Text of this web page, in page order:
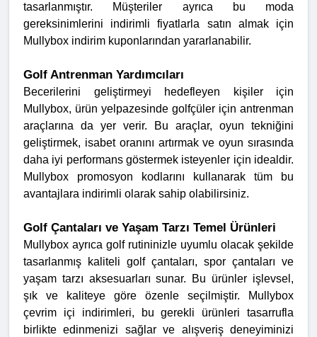
tasarlanmıştır. Müşteriler ayrıca bu moda
gereksinimlerini indirimli fiyatlarla satın almak için
Mullybox indirim kuponlarından yararlanabilir.
Golf Antrenman Yardımcıları
Becerilerini geliştirmeyi hedefleyen kişiler için
Mullybox, ürün yelpazesinde golfçüler için antrenman
araçlarına da yer verir. Bu araçlar, oyun tekniğini
geliştirmek, isabet oranını artırmak ve oyun sırasında
daha iyi performans göstermek isteyenler için idealdir.
Mullybox promosyon kodlarını kullanarak tüm bu
avantajlara indirimli olarak sahip olabilirsiniz.
Golf Çantaları ve Yaşam Tarzı Temel Ürünleri
Mullybox ayrıca golf rutininizle uyumlu olacak şekilde
tasarlanmış kaliteli golf çantaları, spor çantaları ve
yaşam tarzı aksesuarları sunar. Bu ürünler işlevsel,
şık ve kaliteye göre özenle seçilmiştir. Mullybox
çevrim içi indirimleri, bu gerekli ürünleri tasarrufla
birlikte edinmenizi sağlar ve alışveriş deneyiminizi